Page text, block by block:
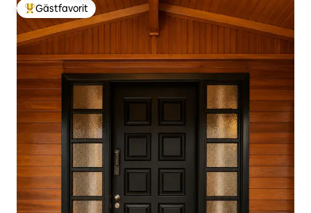
Populär gästfavorit
Gästfavorit